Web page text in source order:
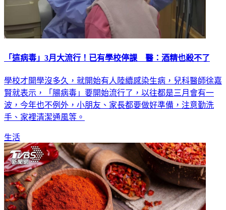
「這病毒」3月大流行！已有學校停課 醫：酒精也殺不了
學校才開學沒多久，就開始有人陸續感染生病，兒科醫師徐嘉
賢就表示，「腸病毒」要開始流行了，以往都是三月會有一
波，今年也不例外，小朋友、家長都要做好準備，注意勤洗
手、家裡清潔通風等。
生活